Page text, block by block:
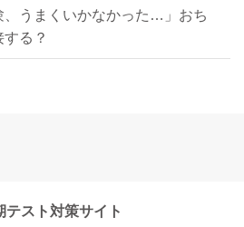
、うまくいかなかった…」おち
る？
テスト対策サイト